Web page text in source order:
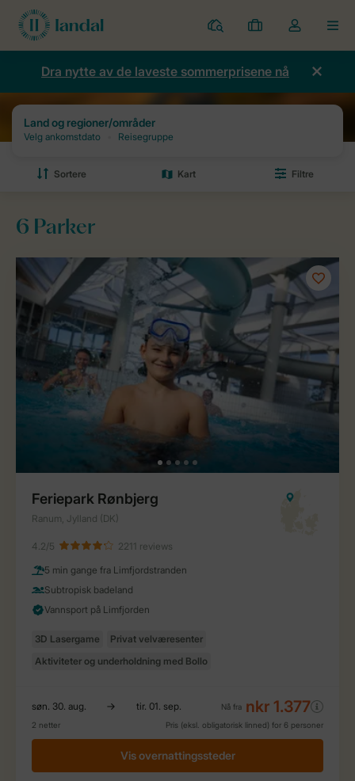
Parker
Mine
bestillinger
Toggle
the
my
dropdown
Dra nytte av de laveste sommerprisene nå